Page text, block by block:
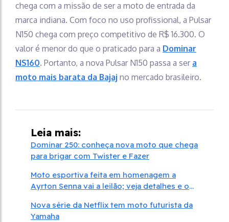
chega com a missão de ser a moto de entrada da
marca indiana. Com foco no uso profissional, a Pulsar
N150 chega com preço competitivo de R$ 16.300. O
valor é menor do que o praticado para a Dominar
NS160. Portanto, a nova Pulsar N150 passa a ser a
moto mais barata da Bajaj no mercado brasileiro.
Leia mais:
Dominar 250: conheça nova moto que chega
para brigar com Twister e Fazer
Moto esportiva feita em homenagem a
Ayrton Senna vai a leilão; veja detalhes e o
Nova série da Netflix tem moto futurista da
Yamaha